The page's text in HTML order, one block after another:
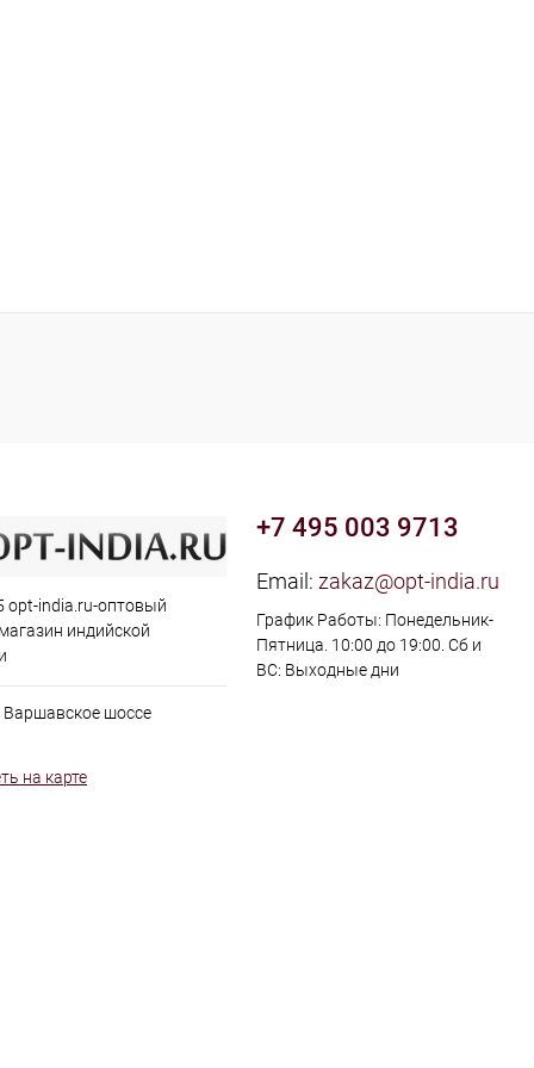
opt-india.ru-оптовый
индийской
Варшавское шоссе
на карте
+7 495 003 9713
Email: zakaz@opt-india.ru
График Работы: Понедельник-
Пятница. 10:00 до 19:00. Сб и
ВС: Выходные дни